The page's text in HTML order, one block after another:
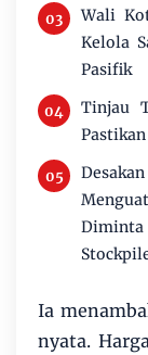
Wali
Kelola
Pasifik
Tinjau
Ia
nyata.